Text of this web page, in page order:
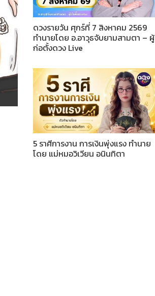
ดวงรายวัน ศุกร์ที่ 7 สิงหาคม 2569
ทำนายโดย อ.อาวุธจับยามสามตา – ผู้
ก่อตั้งดวง Live
5 ราศีการงาน การเงินพุ่งแรง ทำนาย
โดย แม่หมอวิเวียน อนินทิตา